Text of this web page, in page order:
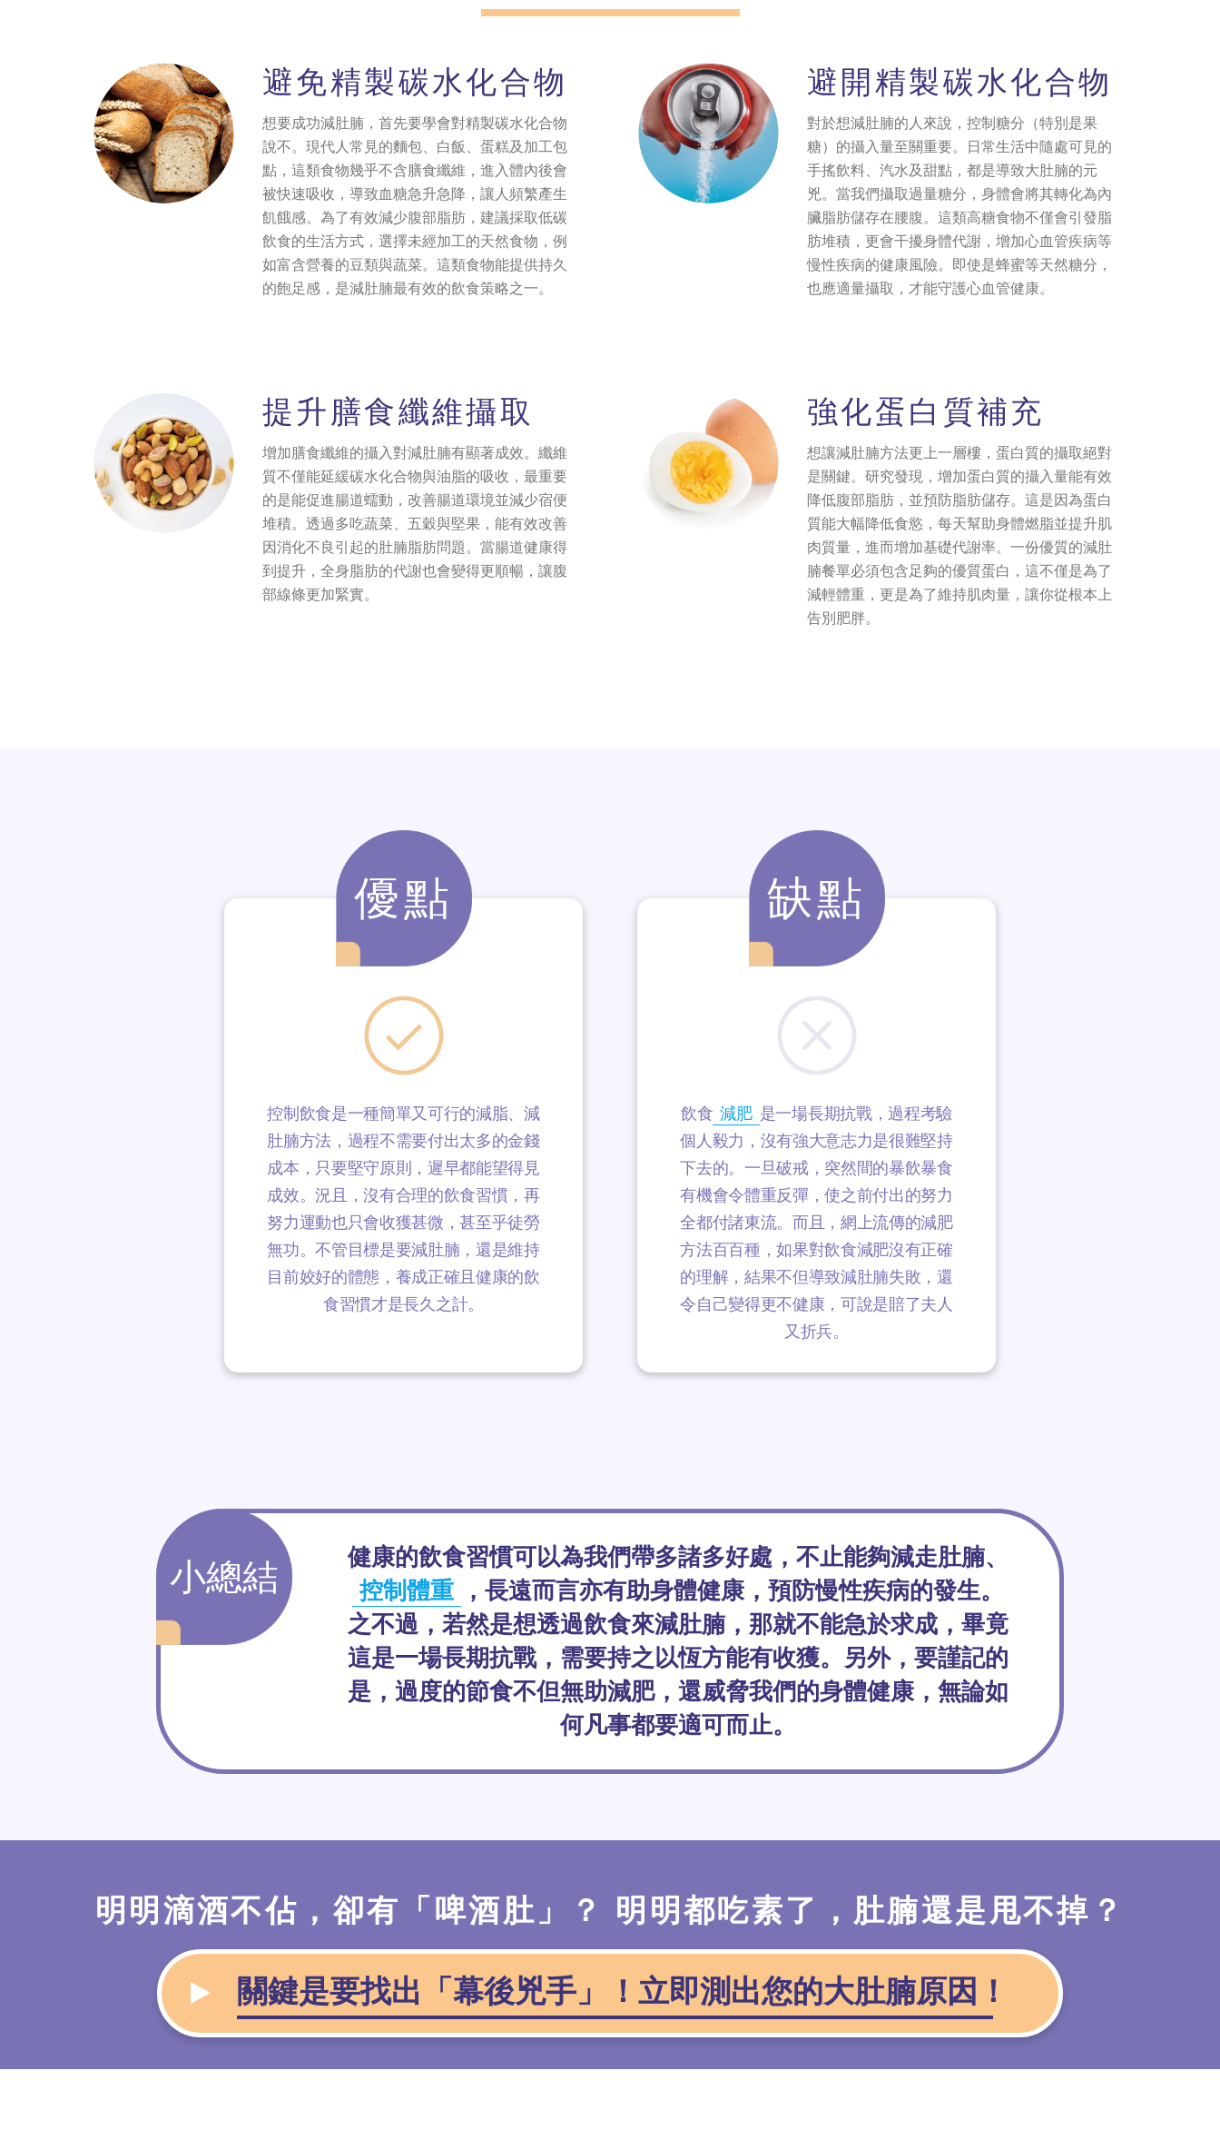
避免精製碳水化合物
想要成功減肚腩，首先要學會對精製碳水化合物
說不。現代人常見的麵包、白飯、蛋糕及加工包
點，這類食物幾乎不含膳食纖維，進入體內後會
被快速吸收，導致血糖急升急降，讓人頻繁產生
飢餓感。為了有效減少腹部脂肪，建議採取低碳
飲食的生活方式，選擇未經加工的天然食物，例
如富含營養的豆類與蔬菜。這類食物能提供持久
的飽足感，是減肚腩最有效的飲食策略之一。
避開精製碳水化合物
對於想減肚腩的人來說，控制糖分（特別是果
糖）的攝入量至關重要。日常生活中隨處可見的
手搖飲料、汽水及甜點，都是導致大肚腩的元
兇。當我們攝取過量糖分，身體會將其轉化為內
臟脂肪儲存在腰腹。這類高糖食物不僅會引發脂
肪堆積，更會干擾身體代謝，增加心血管疾病等
慢性疾病的健康風險。即使是蜂蜜等天然糖分，
也應適量攝取，才能守護心血管健康。
提升膳食纖維攝取
增加膳食纖維的攝入對減肚腩有顯著成效。纖維
質不僅能延緩碳水化合物與油脂的吸收，最重要
的是能促進腸道蠕動，改善腸道環境並減少宿便
堆積。透過多吃蔬菜、五穀與堅果，能有效改善
因消化不良引起的肚腩脂肪問題。當腸道健康得
到提升，全身脂肪的代謝也會變得更順暢，讓腹
部線條更加緊實。
強化蛋白質補充
想讓減肚腩方法更上一層樓，蛋白質的攝取絕對
是關鍵。研究發現，增加蛋白質的攝入量能有效
降低腹部脂肪，並預防脂肪儲存。這是因為蛋白
質能大幅降低食慾，每天幫助身體燃脂並提升肌
肉質量，進而增加基礎代謝率。一份優質的減肚
腩餐單必須包含足夠的優質蛋白，這不僅是為了
減輕體重，更是為了維持肌肉量，讓你從根本上
告別肥胖。
優點
控制飲食是一種簡單又可行的減脂、減
肚腩方法，過程不需要付出太多的金錢
成本，只要堅守原則，遲早都能望得見
成效。況且，沒有合理的飲食習慣，再
努力運動也只會收獲甚微，甚至乎徒勞
無功。不管目標是要減肚腩，還是維持
目前姣好的體態，養成正確且健康的飲
食習慣才是長久之計。
缺點
飲食 減肥 是一場長期抗戰，過程考驗
個人毅力，沒有強大意志力是很難堅持
下去的。一旦破戒，突然間的暴飲暴食
有機會令體重反彈，使之前付出的努力
全都付諸東流。而且，網上流傳的減肥
方法百百種，如果對飲食減肥沒有正確
的理解，結果不但導致減肚腩失敗，還
令自己變得更不健康，可說是賠了夫人
又折兵。
小總結
健康的飲食習慣可以為我們帶多諸多好處，不止能夠減走肚腩、
控制體重
，長遠而言亦有助身體健康，預防慢性疾病的發生。
之不過，若然是想透過飲食來減肚腩，那就不能急於求成，畢竟
這是一場長期抗戰，需要持之以恆方能有收獲。另外，要謹記的
是，過度的節食不但無助減肥，還威脅我們的身體健康，無論如
何凡事都要適可而止。
明明滴酒不佔，卻有「啤酒肚」？ 明明都吃素了，肚腩還是甩不掉？
關鍵是要找出「幕後兇手」！立即測出您的大肚腩原因！